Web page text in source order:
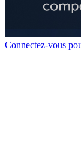
Connectez-vous